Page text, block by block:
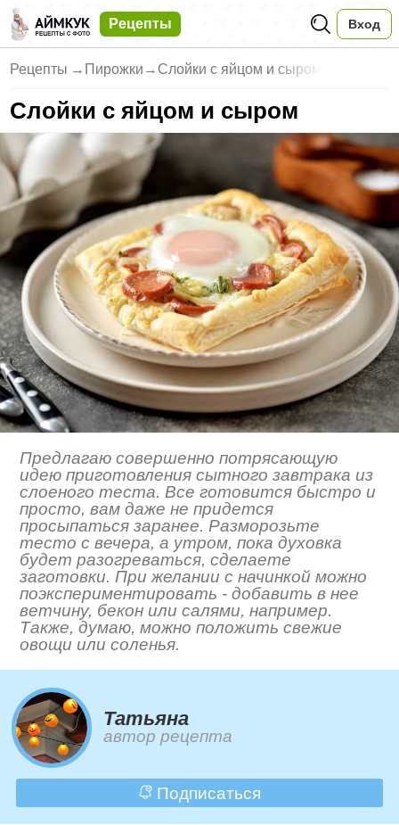
Рецепты Вход
Рецепты → Пирожки → Слойки с яйцом и сыром
Слойки с яйцом и сыром
Предлагаю совершенно потрясающую
идею приготовления сытного завтрака из
слоеного теста. Все готовится быстро и
просто, вам даже не придется
просыпаться заранее. Разморозьте
тесто с вечера, а утром, пока духовка
будет разогреваться, сделаете
заготовки. При желании с начинкой можно
поэкспериментировать - добавить в нее
ветчину, бекон или салями, например.
Также, думаю, можно положить свежие
овощи или соленья.
Татьяна
автор рецепта
Подписаться